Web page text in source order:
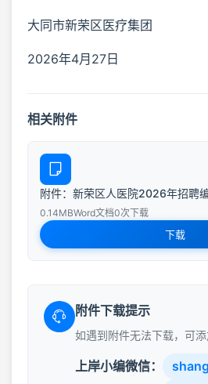
大同市新荣区医疗集团
2026年4月27日
相关附件
附件：新荣区人医院2026年招聘
0.14MBWord文档0次下载
下载
附件下载提示
如遇到附件无法下载，可添
上岸小编微信：